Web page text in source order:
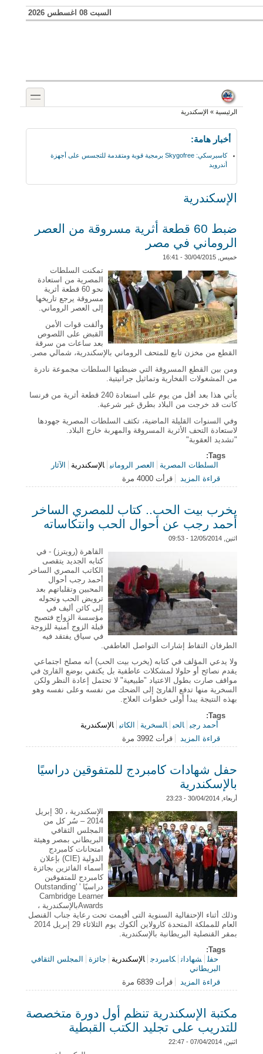
تجاوز إلى المحتوى الرئيسي
Skip to search
السبت 08 اغسطس 2026
toggle
أنت هنا
الرئيسية» الإسكندرية
أخبار هامة:
كاسبرسكي: Skygofree برمجية قوية ومتقدمة للتجسس على أجهزة
أندرويد
الإسكندرية
ضبط 60 قطعة أثرية مسروقة من العصر
الروماني في مصر
خميس, 30/04/2015 - 16:41
تمكنت السلطات
المصرية من استعادة
نحو 60 قطعة أثرية
مسروقة يرجع تاريخها
إلى العصر الروماني.
وألقت قوات الأمن
القبض على اللصوص
بعد ساعات من سرقة
القطع من مخزن تابع للمتحف الروماني بالإسكندرية، شمالي مصر.
ومن بين القطع المسروقة التي ضبطتها السلطات مجموعة نادرة
من المشغولات الفخارية وتماثيل جرانيتية.
يأتي هذا بعد أقل من يوم على استعادة 240 قطعة أثرية من فرنسا
كانت قد خرجت من البلاد بطرق غير شرعية.
وفي السنوات القليلة الماضية، تكثف السلطات المصرية جهودها
لاستعادة التحف الأثرية المسروقة والمهربة خارج البلاد.
"تشديد العقوبة"
Tags:
السلطات المصرية
العصر الروماني الإسكندرية
الآثار
قراءة المزيد
حول ضبط 60 قطعة أثرية مسروقة من العصر الروماني
في مصر
قرأت 4000 مرة
يخرب بيت الحب.. كتاب للمصري الساخر
أحمد رجب عن أحوال الحب وانتكاساته
اثنين, 12/05/2014 - 09:53
القاهرة (رويترز) - في
كتابه الجديد يتقصى
الكاتب المصري الساخر
أحمد رجب أحوال
المحبين وتقلباتهم بعد
ترويض الحب وتحوله
إلى كائن أليف في
مؤسسة الزواج فتصبح
قبلة الزوج أمنية للزوجة
في سياق يفتقد فيه
الطرفان التقاط إشارات التواصل العاطفي.
ولا يدعي المؤلف في كتابه (يخرب بيت الحب) أنه مصلح اجتماعي
يقدم نصائح أو حلولا لمشكلات عاطفية بل يكتفي بوضع القارئ في
مواقف صارت بطول الاعتياد "طبيعية" لا تحتمل إعادة النظر ولكن
السخرية منها تدفع القارئ إلى الضحك من نفسه وعلى نفسه وهو
بهذه النتيجة يبدأ أولى خطوات العلاج.
Tags:
أحمد رجب الحب السخرية الكاتب الإسكندرية
قراءة المزيدحول يخرب بيت الحب.. كتاب للمصري الساخر أحمد
رجب عن أحوال الحب وانتكاساته
قرأت 3992 مرة
حفل شهادات كامبردج للمتفوقين دراسيًا
بالإسكندرية
أربعاء, 30/04/2014 - 23:23
الإسكندرية ، 30 إبريل
2014 – سُر كل من
المجلس الثقافي
البريطاني بمصر وهيئة
امتحانات كامبردج
الدولية (CIE) بإعلان
أسماء الفائزين بجائزة
كامبردج للمتفوقين
دراسيًا ' 'Outstanding
Cambridge Learner
Awardsبالإسكندرية ،
وذلك أثناء الإحتفالية السنوية التى أقيمت تحت رعاية جناب القنصل
العام للمملكة المتحدة كارولاين ألكوك يوم الثلاثاء 29 إبريل 2014
بمقر القنصلية البريطانية بالإسكندرية.
Tags:
حفل
شهادات كامبردج الإسكندرية جائزة
المجلس الثقافي
البريطاني
قراءة المزيدحول حفل شهادات كامبردج للمتفوقين دراسيًا
بالإسكندرية
قرأت 6839 مرة
مكتبة الإسكندرية تنظم أول دورة متخصصة
للتدريب على تجليد الكتب القبطية
اثنين, 07/04/2014 - 22:47